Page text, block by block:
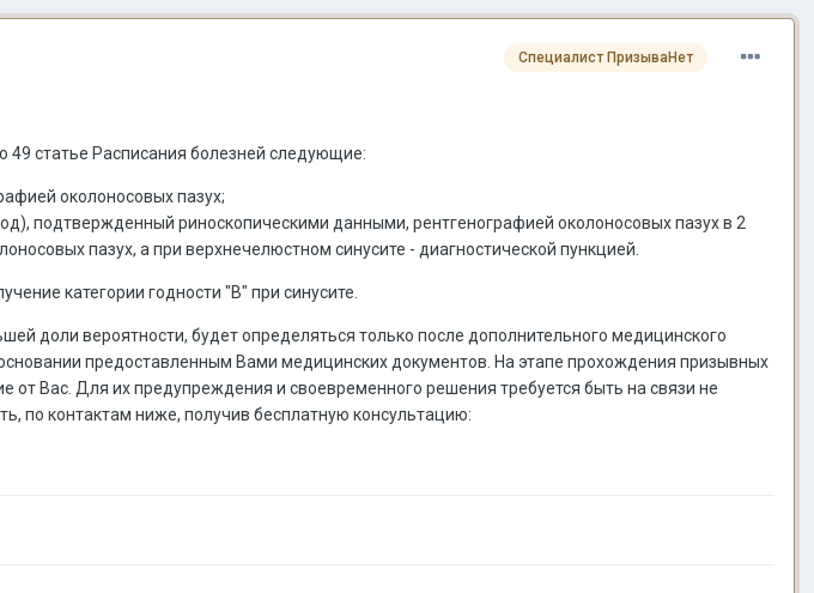
Специалист ПризываНет
49 статье Расписания болезней следующие:
околоносовых пазух;
подтвержденный риноскопическими данными, рентгенографией околоносовых пазух в 2
пазух, а при верхнечелюстном синусите - диагностической пункцией.
категории годности "В" при синусите.
доли вероятности, будет определяться только после дополнительного медицинского
предоставленным Вами медицинских документов. На этапе прохождения призывных
от Вас. Для их предупреждения и своевременного решения требуется быть на связи не
по контактам ниже, получив бесплатную консультацию: